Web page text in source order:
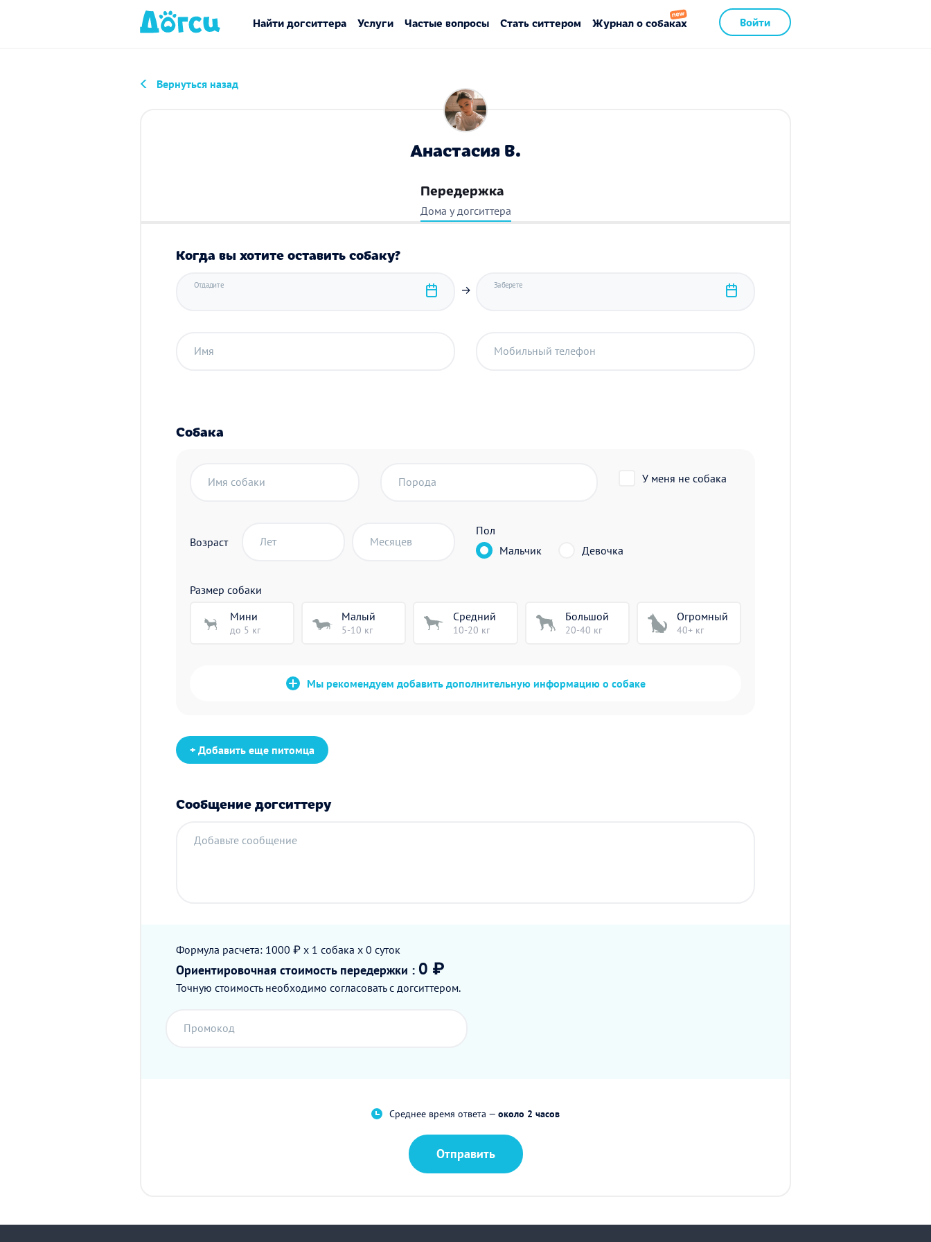
Войти
Найти догситтера Услуги Частые вопросы Стать ситтером Журнал о собаках
Вернуться назад
Анастасия В.
Передержка
Дома у догситтера
Когда вы хотите оставить собаку?
Отдадите Заберете
Имя Мобильный телефон
Собака
Имя собаки Порода У меня не собака
Возраст Лет Месяцев
Пол
Мальчик
Девочка
Размер собаки
Мини
до 5 кг
Малый
5-10 кг
Средний
10-20 кг
Большой
20-40 кг
Огромный
40+ кг
Мы рекомендуем добавить дополнительную информацию о собаке
+ Добавить еще питомца
Сообщение догситтеру
Добавьте сообщение
Формула расчета: 1000 ₽ x 1 собака x 0 суток
Ориентировочная стоимость передержки : 0 ₽
Точную стоимость необходимо согласовать с догситтером.
Промокод
Среднее время ответа — около 2 часов
Отправить